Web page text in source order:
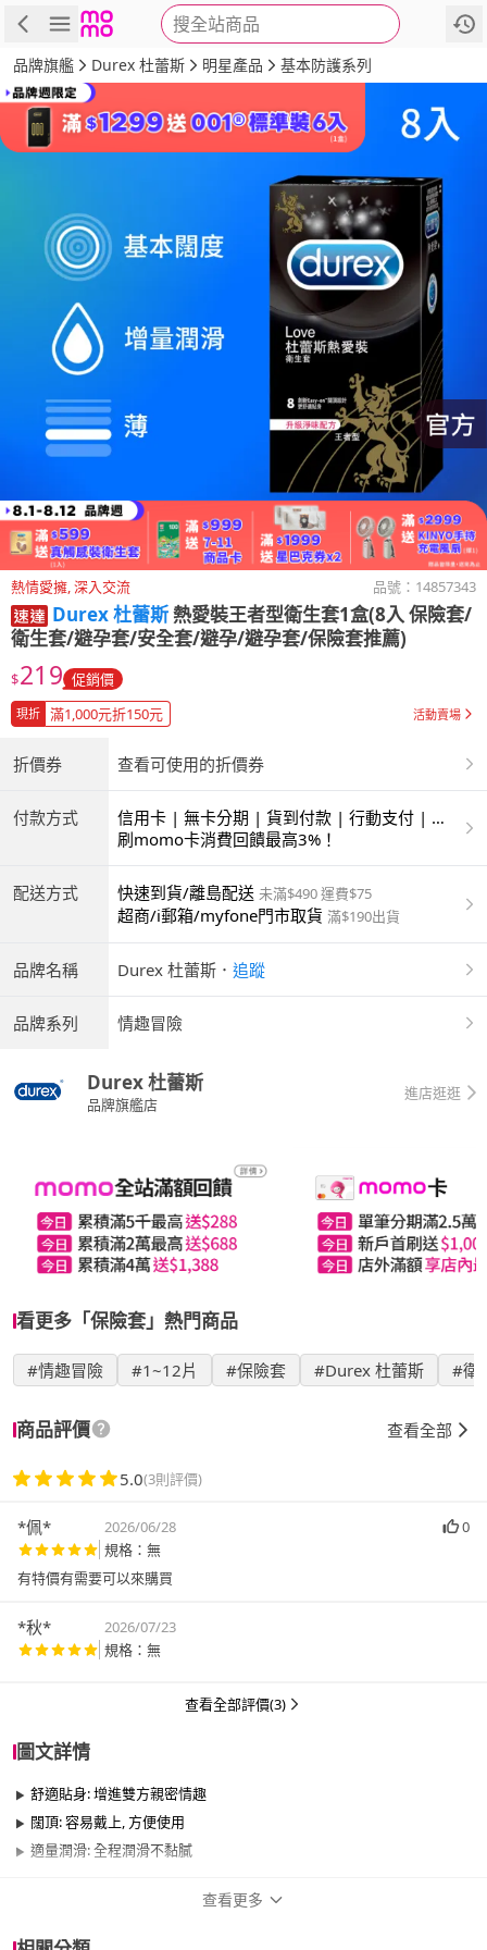
搜全站商品
商品 評價 詳情
品牌旗艦 Durex 杜蕾斯 明星產品 基本防護系列
熱情愛擁, 深入交流 品號： 14857343
Durex 杜蕾斯熱愛裝王者型衛生套1盒(8入 保險套/
衛生套/避孕套/安全套/避孕/避孕套/保險套推薦)
$219 促銷價
現折 滿1,000元折150元 活動賣場
折價券 查看可使用的折價券
付款方式
信用卡 | 無卡分期 | 貨到付款 | 行動支付 | 超
商付款 | ATM | 銀聯卡
刷momo卡消費回饋最高3%！
配送方式 快速到貨/離島配送 未滿$490 運費$75
超商/i郵箱/myfone門市取貨 滿$190出貨
品牌名稱 Durex 杜蕾斯 ． 追蹤
品牌系列 情趣冒險
Durex 杜蕾斯
品牌旗艦店
進店逛逛
看更多「保險套」熱門商品
#情趣冒險 #1~12片 #保險套 #Durex 杜蕾斯 #衛
商品評價 查看全部
5.0(3則評價)
*佩* 2026/06/28
0
規格：無
有特價有需要可以來購買
*秋*
2026/07/23
規格：無
查看全部評價(3)
圖文詳情
舒適貼身: 增進雙方親密情趣
闊頂: 容易戴上, 方便使用
適量潤滑: 全程潤滑不黏膩
查看更多